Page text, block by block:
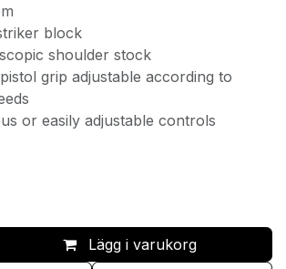
block
shoulder stock
grip adjustable according to
or easily adjustable controls
Lägg i varukorg